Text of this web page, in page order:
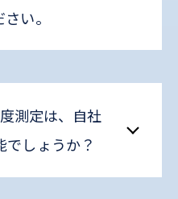
い。
測定は、自社
でしょうか？